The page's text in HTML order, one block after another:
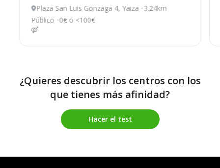
Plaza San Luis Gonzaga 4, Yaiza 3.24km
Público 0€ o <100€
¿Quieres descubrir los centros con los
que tienes más afinidad?
Hacer el test